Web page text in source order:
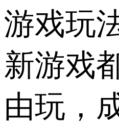
游戏玩
新游戏
由玩，